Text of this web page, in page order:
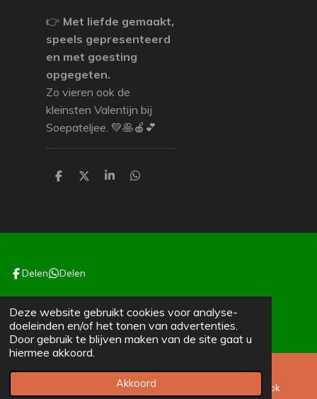
Deze website gebruikt cookies voor analyse-
doeleinden en/of het tonen van advertenties.
Door gebruik te blijven maken van de site gaat u
hiermee akkoord.
Akkoord
👉 Met liefde gemaakt,
speels gepresenteerd
en met goesting
opgegeten.
Zo vieren ook de
kleinsten Valentijn bij
Soepateljee. 💚🥞🍎💕
D
D
S
D
Delen Delen
© 2023 - 2026 Soepateljee
Powered by JouwWeb
Kaart Facebook